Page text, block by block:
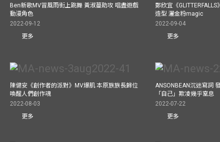
Ben新歌MV冒風雨街上跳舞 黃淑蔓助攻 唱盡遊戲
動漫角色
2022-09-12
更多
鄭欣宜《
造型 灑金粉magic
2022-09-04
更多
陳健安《創作者的派對》MV爆肌 本原族族長歸位
喚醒人們創作魂
2022-08-03
更多
ANSONBEAN沉迷寫詞
「自己」欺凌幾乎窒息
2022-07-22
更多